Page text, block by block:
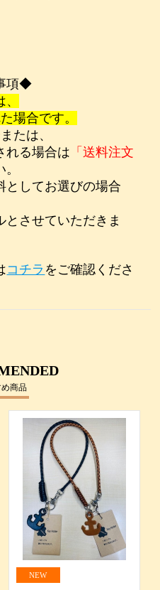
項◆
場合です。
たは、
れる場合は 「送料注文
してお選びの場合
とさせていただきま
コチラ をご確認くださ
商品